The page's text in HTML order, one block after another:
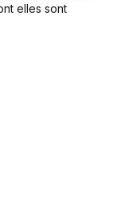
elles sont